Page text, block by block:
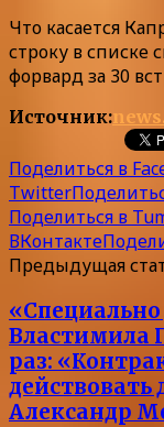
Что касается
строку в списке
форвард за 30
Источник:
Поделиться в
Twitter
Поделиться в
ВКонтакте
Предыдущая
Властимила
раз:
действовать
Александр